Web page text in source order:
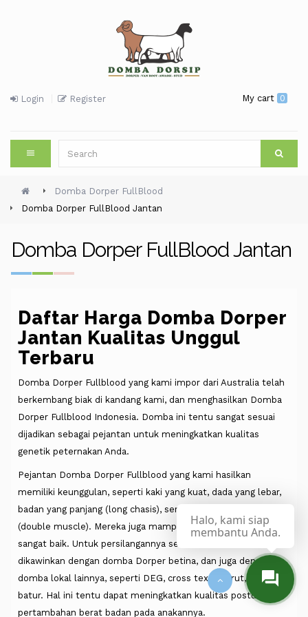
Login Register My cart 0
Domba Dorper FullBlood
Domba Dorper FullBlood Jantan
Domba Dorper FullBlood Jantan
Daftar Harga Domba Dorper
Jantan Kualitas Unggul
Terbaru
Domba Dorper Fullblood yang kami impor dari Australia telah
berkembang biak di kandang kami, dan menghasilkan Domba
Dorper Fullblood Indonesia. Domba ini tentu sangat sesuai
dijadikan sebagai pejantan untuk meningkatkan kualitas
genetik peternakan Anda.
Pejantan Domba Dorper Fullblood yang kami hasilkan
memiliki keunggulan, seperti kaki yang kuat, dada yang lebar,
badan yang panjang (long chasis), serta pantat yang berotot
(double muscle). Mereka juga mampu bereproduksi dengan
sangat baik. Untuk persilangannya sendiri, domba ini cocok
dikawinkan dengan domba Dorper betina, dan juga dengan
domba lokal lainnya, seperti DEG, cross texel, garut, dan
batur. Hal ini tentu dapat meningkatkan kualitas postur dan
pertambahan berat badan pada anakannya.
Halo, kami siap
membantu Anda.